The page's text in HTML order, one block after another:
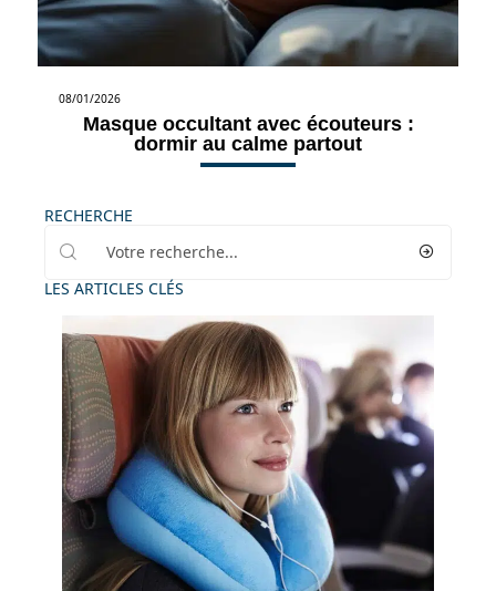
08/01/2026
Masque occultant avec écouteurs :
dormir au calme partout
RECHERCHE
LES ARTICLES CLÉS